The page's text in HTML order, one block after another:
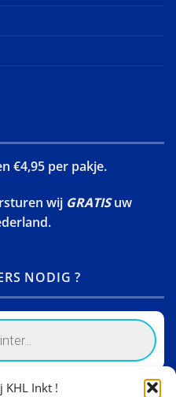
KHL Inkt !
€4,95 per pakje.
wij GRATISuw
NODIG ?